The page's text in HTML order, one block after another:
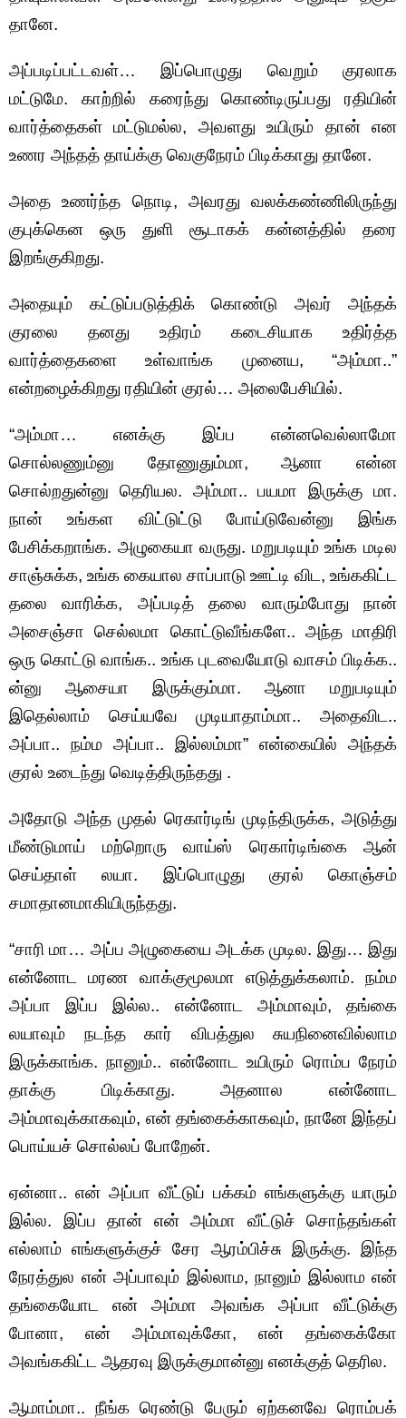
தானே.
அப்படிப்பட்டவள்… இப்பொழுது வெறும் குரலாக
மட்டுமே. காற்றில் கரைந்து கொண்டிருப்பது ரதியின்
வார்த்தைகள் மட்டுமல்ல, அவளது உயிரும் தான் என
உணர அந்தத் தாய்க்கு வெகுநேரம் பிடிக்காது தானே.
அதை உணர்ந்த நொடி, அவரது வலக்கண்ணிலிருந்து
குபுக்கென ஒரு துளி சூடாகக் கன்னத்தில் தரை
இறங்குகிறது.
அதையும் கட்டுப்படுத்திக் கொண்டு அவர் அந்தக்
குரலை தனது உதிரம் கடைசியாக உதிர்த்த
வார்த்தைகளை உள்வாங்க முனைய, “அம்மா..”
என்றழைக்கிறது ரதியின் குரல்… அலைபேசியில்.
“அம்மா… எனக்கு இப்ப என்னவெல்லாமோ
சொல்லணும்னு தோணுதும்மா, ஆனா என்ன
சொல்றதுன்னு தெரியல. அம்மா.. பயமா இருக்கு மா.
நான் உங்கள விட்டுட்டு போய்டுவேன்னு இங்க
பேசிக்கறாங்க. அழுகையா வருது. மறுபடியும் உங்க மடில
சாஞ்சுக்க, உங்க கையால சாப்பாடு ஊட்டி விட, உங்ககிட்ட
தலை வாரிக்க, அப்படித் தலை வாரும்போது நான்
அசைஞ்சா செல்லமா கொட்டுவீங்களே.. அந்த மாதிரி
ஒரு கொட்டு வாங்க.. உங்க புடவையோடு வாசம் பிடிக்க..
ன்னு ஆசையா இருக்கும்மா. ஆனா மறுபடியும்
இதெல்லாம் செய்யவே முடியாதாம்மா.. அதைவிட..
அப்பா.. நம்ம அப்பா.. இல்லம்மா” என்கையில் அந்தக்
குரல் உடைந்து வெடித்திருந்தது .
அதோடு அந்த முதல் ரெகார்டிங் முடிந்திருக்க, அடுத்து
மீண்டுமாய் மற்றொரு வாய்ஸ் ரெகார்டிங்கை ஆன்
செய்தாள் லயா. இப்பொழுது குரல் கொஞ்சம்
சமாதானமாகியிருந்தது.
“சாரி மா… அப்ப அழுகையை அடக்க முடில. இது… இது
என்னோட மரண வாக்குமூலமா எடுத்துக்கலாம். நம்ம
அப்பா இப்ப இல்ல.. என்னோட அம்மாவும், தங்கை
லயாவும் நடந்த கார் விபத்துல சுயநினைவில்லாம
இருக்காங்க. நானும்.. என்னோட உயிரும் ரொம்ப நேரம்
தாக்கு பிடிக்காது. அதனால என்னோட
அம்மாவுக்காகவும், என் தங்கைக்காகவும், நானே இந்தப்
பொய்யச் சொல்லப் போறேன்.
ஏன்னா.. என் அப்பா வீட்டுப் பக்கம் எங்களுக்கு யாரும்
இல்ல. இப்ப தான் என் அம்மா வீட்டுச் சொந்தங்கள்
எல்லாம் எங்களுக்குச் சேர ஆரம்பிச்சு இருக்கு. இந்த
நேரத்துல என் அப்பாவும் இல்லாம, நானும் இல்லாம என்
தங்கையோட என் அம்மா அவங்க அப்பா வீட்டுக்கு
போனா, என் அம்மாவுக்கோ, என் தங்கைக்கோ
அவங்ககிட்ட ஆதரவு இருக்குமான்னு எனக்குத் தெரில.
ஆமாம்மா.. நீங்க ரெண்டு பேரும் ஏற்கனவே ரொம்பக்